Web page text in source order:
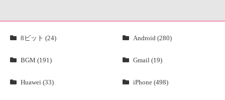
8ビット (24) Android (280)
BGM (191) Gmail (19)
Huawei (33) iPhone (498)